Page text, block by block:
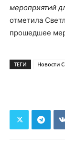
мероприятий
отметила
прошедшее
ТЕГИ Новости